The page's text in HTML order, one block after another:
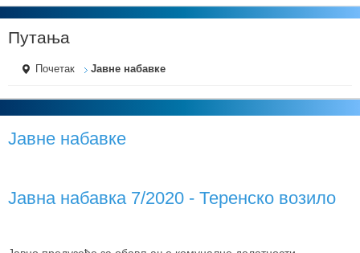
Путања
Почетак Јавне набавке
Јавне набавке
Јавна набавка 7/2020 - Теренско возило